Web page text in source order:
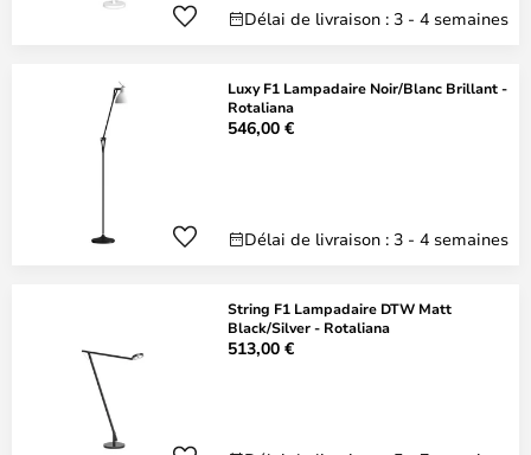
Délai de livraison : 3 - 4 semaines
Luxy F1 Lampadaire Noir/Blanc Brillant -
Rotaliana
546,00 €
Délai de livraison : 3 - 4 semaines
String F1 Lampadaire DTW Matt
Black/Silver - Rotaliana
513,00 €